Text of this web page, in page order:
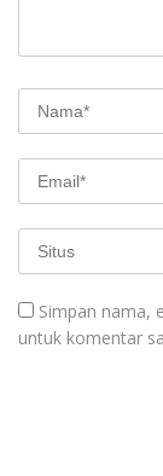
Simpan nama,
untuk komentar